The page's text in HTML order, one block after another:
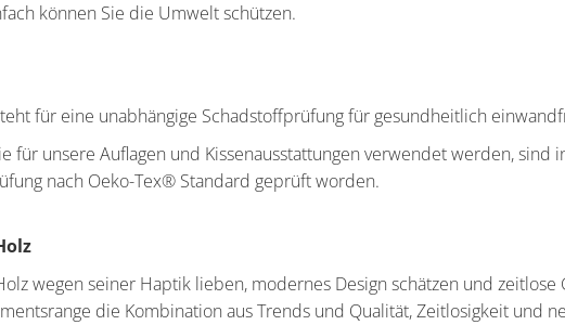
können Sie die Umwelt schützen.
für eine unabhängige Schadstoffprüfung für gesundheitlich
für unsere Auflagen und Kissenausstattungen verwendet werden, sind
nach Oeko-Tex® Standard geprüft worden.
wegen seiner Haptik lieben, modernes Design schätzen und
die Kombination aus Trends und Qualität, Zeitlosigkeit und